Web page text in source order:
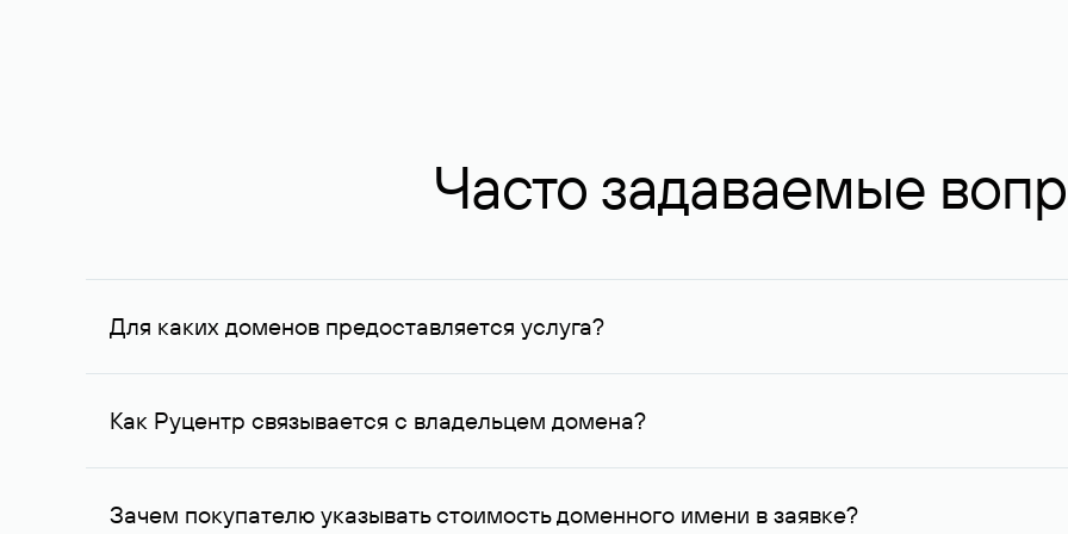
Часто задаваемые
Для каких доменов предоставляется услуга?
Услуга доступна для доменов, зарегистрированных в Руцентре и у других регистраторов. Для доменов,
Как Руцентр связывается с владельцем домена?
Для связи с владельцем домена используются его контактные данные, доступные Руцентру.
Зачем покупателю указывать стоимость доменного имени в заявке?